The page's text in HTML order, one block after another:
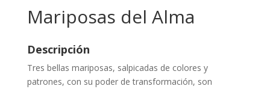
Mariposas del Alma
Descripción
Tres bellas mariposas, salpicadas de colores y
patrones, con su poder de transformación, son